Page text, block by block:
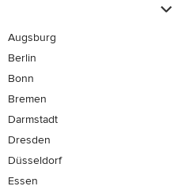
Augsburg
Berlin
Bonn
Bremen
Darmstadt
Dresden
Düsseldorf
Essen